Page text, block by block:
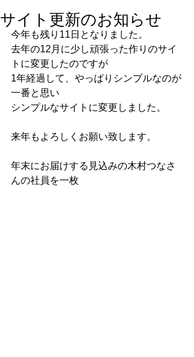
サイト更新のお知らせ
今年も残り11日となりました。
去年の12月に少し頑張った作りのサイ
トに変更したのですが
1年経過して、やっぱりシンプルなのが
一番と思い
シンプルなサイトに変更しました。
来年もよろしくお願い致します。
年末にお届けする見込みの木村つなさ
んの社員を一枚